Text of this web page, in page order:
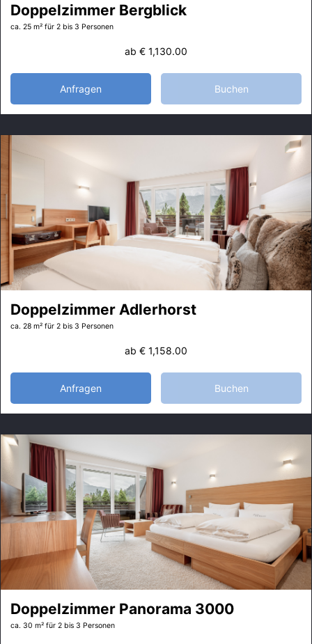
Doppelzimmer Bergblick
ca. 25 m² für 2 bis 3 Personen
ab € 1,130.00
Anfragen Buchen
Doppelzimmer Adlerhorst
ca. 28 m² für 2 bis 3 Personen
ab € 1,158.00
Anfragen Buchen
Doppelzimmer Panorama 3000
ca. 30 m² für 2 bis 3 Personen